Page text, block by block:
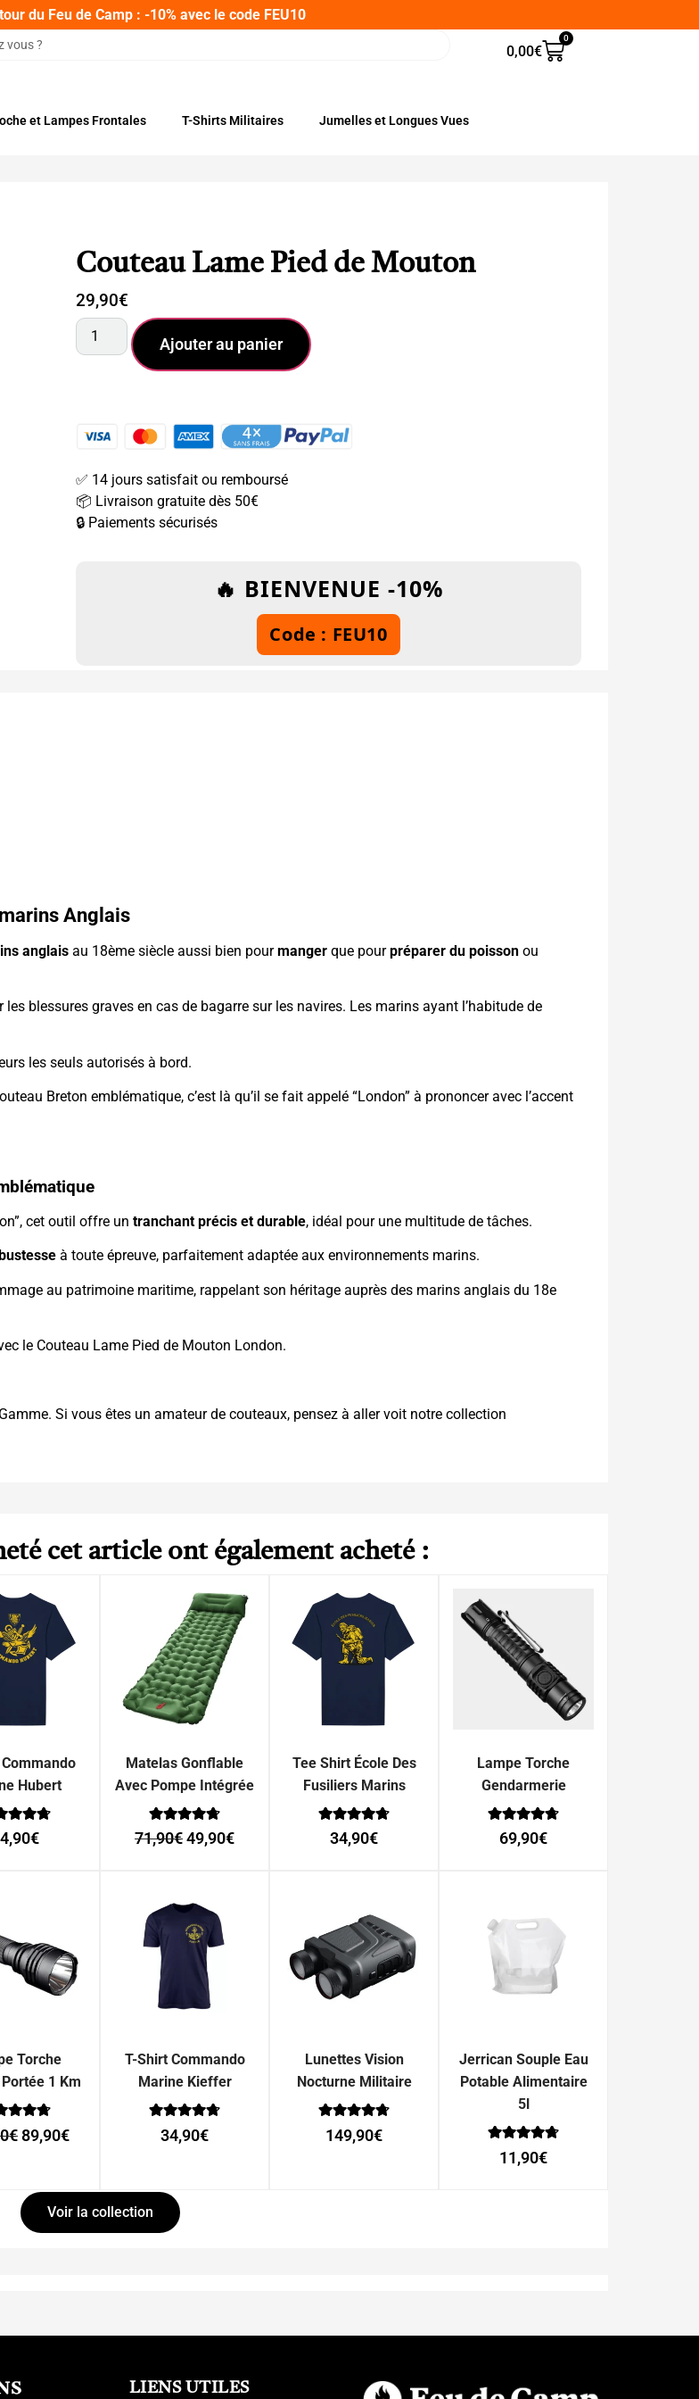
du Feu de Camp : -10% avec le code FEU10
0,00€
0
et Lampes Frontales T-Shirts Militaires Jumelles et Longues Vues
Couteau Lame Pied de Mouton
29,90€
Ajouter au panier
✅ 14 jours satisfait ou remboursé
📦 Livraison gratuite dès 50€
🔒 Paiements sécurisés
🔥 BIENVENUE -10%
Code : FEU10
Anglais
anglais au 18ème siècle aussi bien pourmanger que pourpréparer du poisson ou
blessures graves en cas de bagarre sur les navires. Les marins ayant l’habitude de
les seuls autorisés à bord.
Breton emblématique, c’est là qu’il se fait appelé “London” à prononcer avec l’accent
cet outil offre un tranchant précis et durable, idéal pour une multitude de tâches.
à toute épreuve, parfaitement adaptée aux environnements marins.
au patrimoine maritime, rappelant son héritage auprès des marins anglais du 18e
le Couteau Lame Pied de Mouton London.
. Si vous êtes un amateur de couteaux, pensez à aller voit notre collection
cet article ont également acheté :
Hubert
Note
0
€
Matelas Gonflable
Avec Pompe Intégrée
Note
0
71,90€49,90€
Tee Shirt École Des
Fusiliers Marins
Note
0
34,90€
Lampe Torche
Gendarmerie
Note
0
69,90€
Torche
1 Km
Note
0
€89,90€
T-Shirt Commando
Marine Kieffer
Note
0
34,90€
Lunettes Vision
Nocturne Militaire
Note
0
149,90€
Jerrican Souple Eau
Potable Alimentaire
5l
Note
0
11,90€
Voir la collection
LIENS UTILES